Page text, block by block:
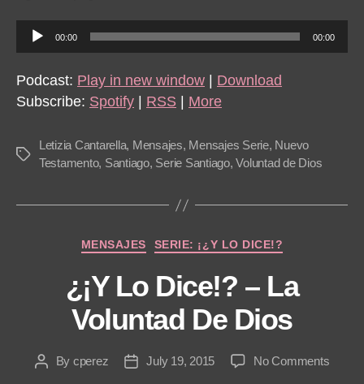
u
d
i
l
y
00:00 00:00
Podcast: Play in new window
Download
Subscribe: Spotify RSS More
Tags
Letizia Cantarella, Mensajes, Mensajes Serie, Nuevo
Testamento, Santiago, Serie Santiago,Voluntad de Dios
Categories
MENSAJES SERIE: ¡¿Y LO DICE!?
¿¡Y Lo Dice!? – La
Voluntad De Dios
PostBy cperez
PostJuly 19, 2015 No Commentson